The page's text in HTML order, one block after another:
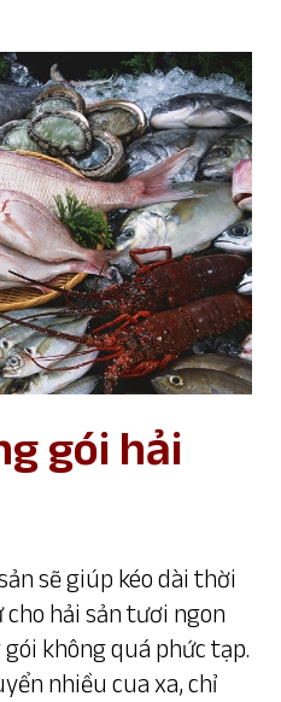
gói hải
sẽ giúp kéo dài thời
hải sản tươi ngon
không quá phức tạp.
nhiều cua xa, chỉ